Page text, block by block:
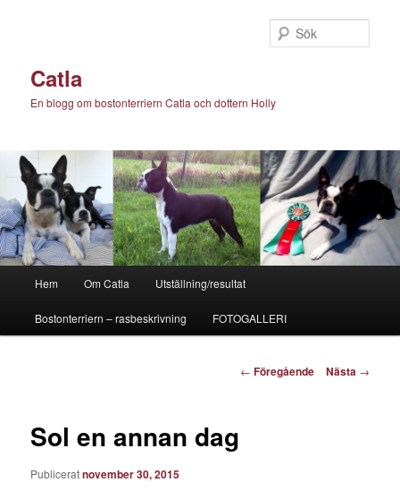
Catla
En blogg om bostonterriern Catla och dottern Holly
Hem Om Catla Utställning/resultat
Bostonterriern – rasbeskrivning FOTOGALLERI
Inläggsnavigering
← Föregående Nästa →
Sol en annan dag
Publiceratnovember 30, 2015